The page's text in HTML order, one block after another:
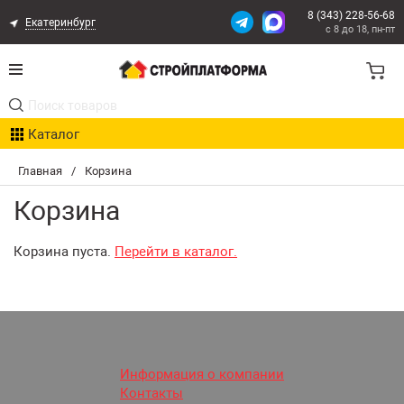
Главная / Корзина
Корзина
Корзина пуста. Перейти в каталог.
Екатеринбург
8 (343) 228-56-68
с 8 до 18, пн-пт
Каталог
Акции
Расчет доставки
Организациям
Оплата и ДоставкаИнформация о компании
Контакты